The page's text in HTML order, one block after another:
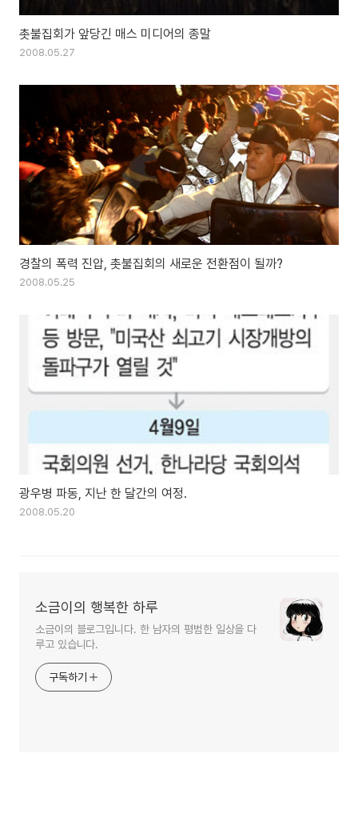
촛불집회가 앞당긴 매스 미디어의 종말
2008.05.27
경찰의 폭력 진압, 촛불집회의 새로운 전환점이 될까?
2008.05.25
광우병 파동, 지난 한 달간의 여정.
2008.05.20
소금이의 행복한 하루
소금이의 블로그입니다. 한 남자의 평범한 일상을 다
루고 있습니다.
구독하기